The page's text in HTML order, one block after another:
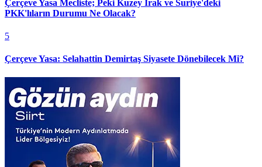
Çerçeve Yasa Mecliste; Peki Kuzey Irak ve Suriye'deki
PKK'lıların Durumu Ne Olacak?
5
Çerçeve Yasa: Selahattin Demirtaş Siyasete Dönebilecek Mi?